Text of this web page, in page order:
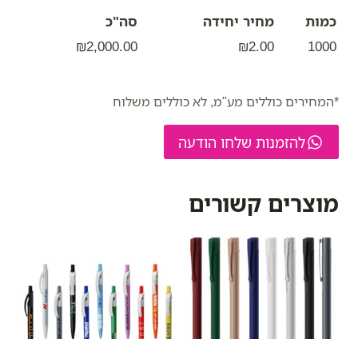
כמות מחיר יחידה
סה"כ
1000
₪2.00
₪2,000.00
*המחירים כוללים מע"מ, לא כוללים משלוח
להזמנות שלחו הודעה
מוצרים קשורים